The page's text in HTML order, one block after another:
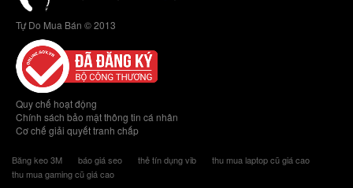
Tự Do Mua Bán © 2013
Quy chế hoạt động
Chính sách bảo mật thông tin cá nhân
Cơ chế giải quyết tranh chấp
Băng keo 3M báo giá seo thẻ tín dụng vib
thu mua laptop cũ giá cao
thu mua gaming cũ giá cao